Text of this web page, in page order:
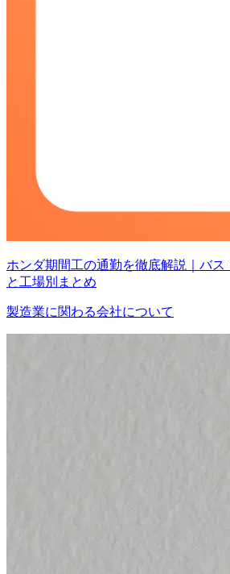
ホンダ期間工の通勤を徹底解説｜バ
と工場別まとめ
製造業に関わる会社について